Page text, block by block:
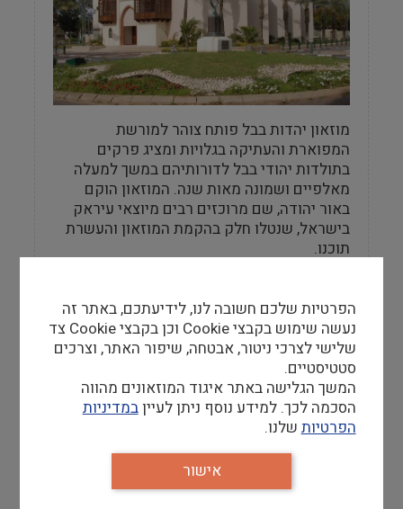
מוזאון יהדות בבל פותח צוהר למורשת
המפוארת והעתיקה בגלויות ומציג פרקים
בתולדות יהודי בבל לדורותיהם במשך למעלה
מאלפיים ושמונה מאות שנה. המוזאון הוקם
באור יהודה, שם מרוכזים רבים מיוצאי עיראק
בישראל, שנטלו חלק בהקמת המוזאון והעשרת
תוכנו.
מידע למבקר
שעות פתיחה
ב',ד', ה' 15:00-09:00 , יום ג' 19:00-09:00 , יום
ו' 13:00-10:00
http://www. BabylonJewry.org.il
הפרטיות שלכם חשובה לנו, לידיעתכם, באתר זה
נעשה שימוש בקבצי Cookie וכן בקבצי Cookie צד
שלישי לצרכי ניטור, אבטחה, שיפור האתר, וצרכים
סטטיסטיים.
המשך הגלישה באתר איגוד המוזאונים מהווה
הסכמה לכך. למידע נוסף ניתן לעייןבמדיניות
הפרטיות שלנו.
אישור